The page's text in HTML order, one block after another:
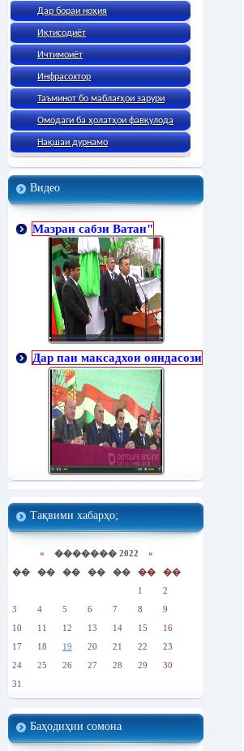
Дар бораи ноҳия
Иқтисодиёт
Ичтимоиёт
Инфрасохтор
Таъминот бо маблағҳои зарури
Омодаги ба ҳолатҳои фавқулода
Нақшаи дурнамо
Видео
Мазраи сабзи Ватан"
Дар паи максадхои ояндасози
Тақвими хабарҳо;
« ������� 2022 »
��
�� �� �� �� ��
��
1
2
3
4 5 6 7 8
9
10
11 12 13 14 15
16
17
18 19 20 21 22
23
24
25 26 27 28 29
30
31
Баҳодиҳии сомона